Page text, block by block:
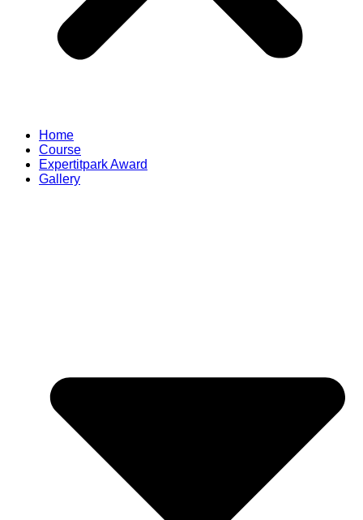
Home
Course
Expertitpark Award
Gallery